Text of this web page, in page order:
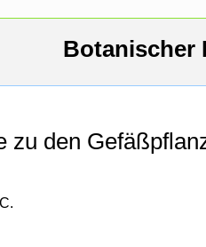
Botanischer
zu den